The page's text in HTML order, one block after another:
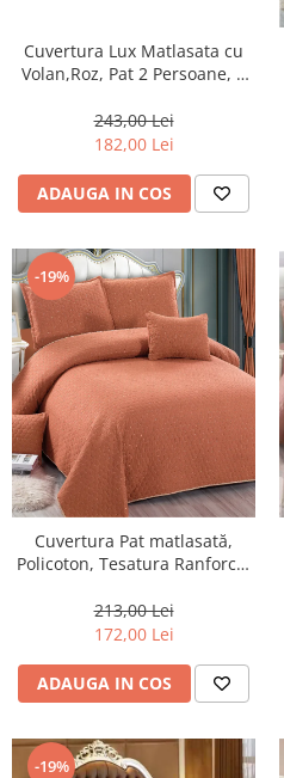
Cuvertura Lux Matlasata cu
Volan,Roz, Pat 2 Persoane, 3
243,00 Lei
182,00 Lei
ADAUGA IN COS
-19%
Cuvertura Pat matlasată,
Policoton, Tesatura Ranforce,
213,00 Lei
172,00 Lei
ADAUGA IN COS
-19%